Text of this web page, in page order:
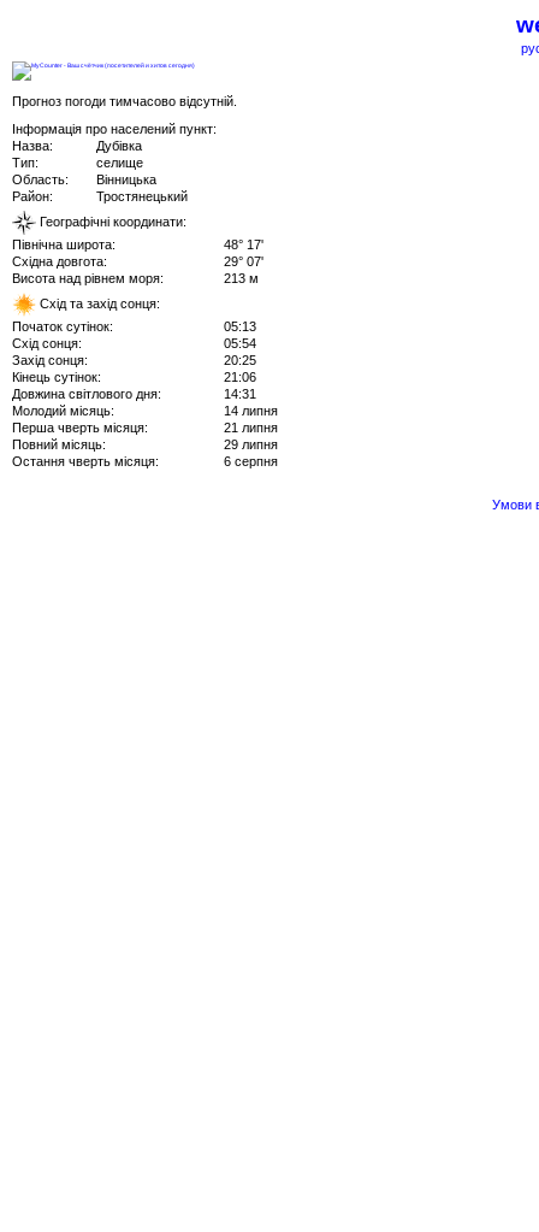
Прогноз погоди тимчасово відсутній.
Інформація про населений пункт:
Назва:
Дубівка
Тип:
селище
Область:
Вінницька
Район:
Тростянецький
Географічні координати:
Північна широта:
48° 17'
Східна довгота:
29° 07'
Висота над рівнем моря:
213 м
Схід та захід сонця:
Початок сутінок:
05:13
Схід сонця:
05:54
Захід сонця:
20:25
Кінець сутінок:
21:06
Довжина світлового дня:
14:31
Молодий місяць:
14 липня
Перша чверть місяця:
21 липня
Повний місяць:
29 липня
Остання чверть місяця:
6 серпня
Умови